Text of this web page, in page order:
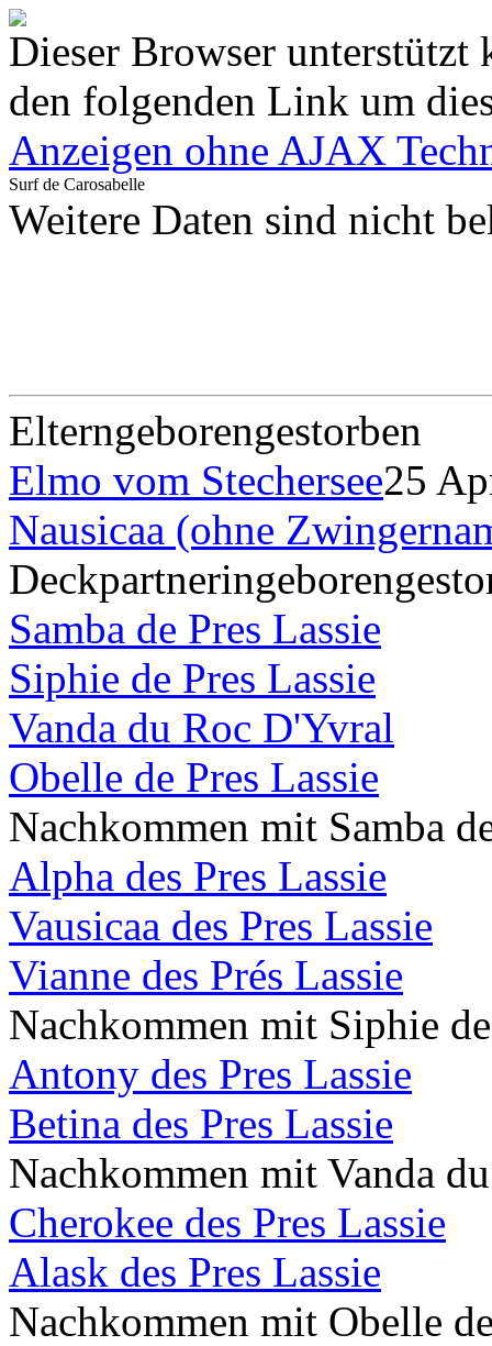
Dieser Browser
den folgenden Link um
Anzeigen ohne AJAX
Surf de Carosabelle
Weitere Daten sind nicht
Elterngeborengestorben
Elmo vom Stechersee25
Nausicaa (ohne
Deckpartneringeboren
Samba de Pres Lassie
Siphie de Pres Lassie
Vanda du Roc D'Yvral
Obelle de Pres Lassie
Nachkommen mit Samba
Alpha des Pres Lassie
Vausicaa des Pres Lassie
Vianne des Prés Lassie
Nachkommen mit Siphie
Antony des Pres Lassie
Betina des Pres Lassie
Nachkommen mit Vanda
Cherokee des Pres Lassie
Alask des Pres Lassie
Nachkommen mit Obelle